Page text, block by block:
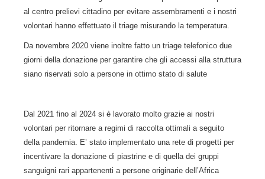
al centro prelievi cittadino per evitare assembramenti e i nostri
volontari hanno effettuato il triage misurando la temperatura.
Da novembre 2020 viene inoltre fatto un triage telefonico due
giorni della donazione per garantire che gli accessi alla struttura
siano riservati solo a persone in ottimo stato di salute
Dal 2021 fino al 2024 si è lavorato molto grazie ai nostri
volontari per ritornare a regimi di raccolta ottimali a seguito
della pandemia. E’ stato implementato una rete di progetti per
incentivare la donazione di piastrine e di quella dei gruppi
sanguigni rari appartenenti a persone originarie dell’Africa